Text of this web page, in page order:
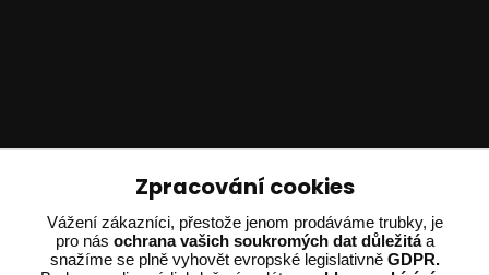
Ing. Adam Dvořák
+420 602 234 254
(Po-Pá 8:00 - 15:00)
Zpracování cookies
Vážení zákazníci, přestože jenom prodáváme trubky, je
pro nás ochrana vašich soukromých dat důležitáa
snažíme se plně vyhovět evropské legislativně GDPR.